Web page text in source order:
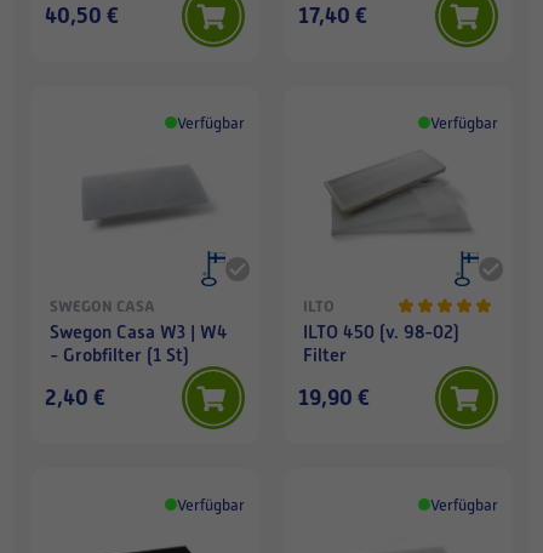
40,50 € 17,40 €
Verfügbar
SWEGON CASA
Swegon Casa W3 | W4
- Grobfilter (1 St)
2,40 €
Verfügbar
ILTO
ILTO 450 (v. 98-02)
Filter
19,90 €
Verfügbar Verfügbar